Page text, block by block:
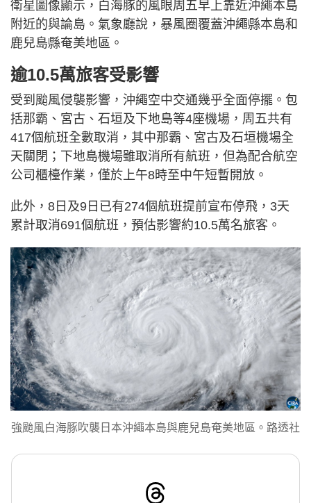
衛星圖像顯示，白海豚的風眼周五早上靠近沖繩本島
附近的與論島。氣象廳說，暴風圈覆蓋沖繩縣本島和
鹿兒島縣奄美地區。
逾10.5萬旅客受影響
受到颱風侵襲影響，沖繩空中交通幾乎全面停擺。包
括那霸、宮古、石垣及下地島等4座機場，周五共有
417個航班全數取消，其中那霸、宮古及石垣機場全
天關閉；下地島機場雖取消所有航班，但為配合航空
公司櫃檯作業，僅於上午8時至中午短暫開放。
此外，8日及9日已有274個航班提前宣布停飛，3天
累計取消691個航班，預估影響約10.5萬名旅客。
強颱風白海豚吹襲日本沖繩本島與鹿兒島奄美地區。路透社